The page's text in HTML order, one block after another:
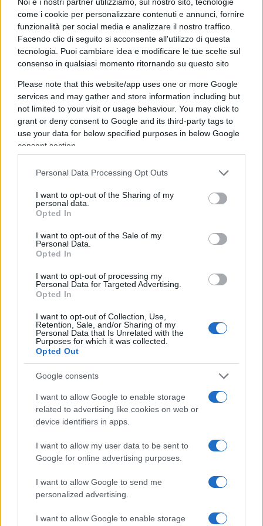
come i cookie per personalizzare contenuti e annunci, fornire
funzionalità per social media e analizzare il nostro traffico.
Facendo clic di seguito si acconsente all'utilizzo di questa
tecnologia. Puoi cambiare idea e modificare le tue scelte sul
consenso in qualsiasi momento ritornando su questo sito
Please note that this website/app uses one or more Google
services and may gather and store information including but
not limited to your visit or usage behaviour. You may click to
grant or deny consent to Google and its third-party tags to
use your data for below specified purposes in below Google
consent section.
Personal Data Processing Opt Outs
I want to opt-out of the Sharing of my
personal data.
Opted In
I want to opt-out of the Sale of my
Personal Data.
Opted In
I want to opt-out of processing my
Personal Data for Targeted Advertising.
Opted In
I want to opt-out of Collection, Use,
Retention, Sale, and/or Sharing of my
Personal Data that Is Unrelated with the
Purposes for which it was collected.
Opted Out
Google consents
I want to allow Google to enable storage
related to advertising like cookies on web or
device identifiers in apps.
I want to allow my user data to be sent to
Google for online advertising purposes.
I want to allow Google to send me
personalized advertising.
I want to allow Google to enable storage
non arrivato per fortuna ai consumatori, ma è
solo questione di tempo (anche se il dato
sull’inflazione USA di qualche giorno fa,
decisamente superiore alle aspettative ci dice che
questo momento sta arrivando velocemente).
Sulla salita dei prezzi di petrolio e metalli, spesso
vengono riempite le pagine dei giornali. Ricordo
ancora le paginate che gli dedicarono quando a
marzo/aprile 2020 i future del petrolio erano
negativi. Però spesso si dà molta meno attenzione
zucchero, mais, grano, soia e frutta, i prodotti che
vengono coltivati, piuttosto che estratti, i quali
sono anche detti prodotti di base.
E invece anche quest’ultimi meriterebbero la
dovuta attenzione, soprattutto per le implicazioni
geopolitiche. Forse non tutti oggi lo ricordano, ma
nel 2008 ci fu una grande crisi alimentare. Già nel
2007 infatti i prezzi sul mercato mondiale del
grano e del riso erano cresciuti rispettivamente
del 77% e del 18%, continuando la loro corsa
anche nel 2008.
L’aumento dei prezzi dei cereali ha portato con sé
un aumento dei prezzi dei generi alimentari, e se
questi rincari sono facilmente assorbibili nei paesi
sviluppati, la situazione è ben diversa per i paesi
in via di sviluppo. Aumenti di questo tipo infatti
possono incidere in maniera pesante sul bilancio